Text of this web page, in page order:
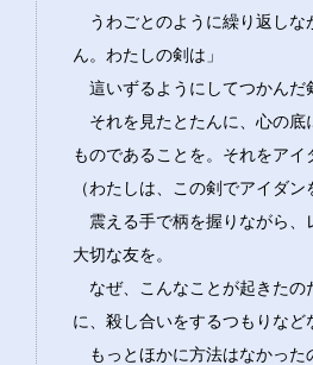
うわごとのように繰り返しな
ん。わたしの剣は」
這いずるようにしてつかんだ
それを見たとたんに、心の底
ものであることを。それをアイ
（わたしは、この剣でアイダン
震える手で柄を握りながら、
大切な友を。
なぜ、こんなことが起きたの
に、殺し合いをするつもりなど
もっとほかに方法はなかった